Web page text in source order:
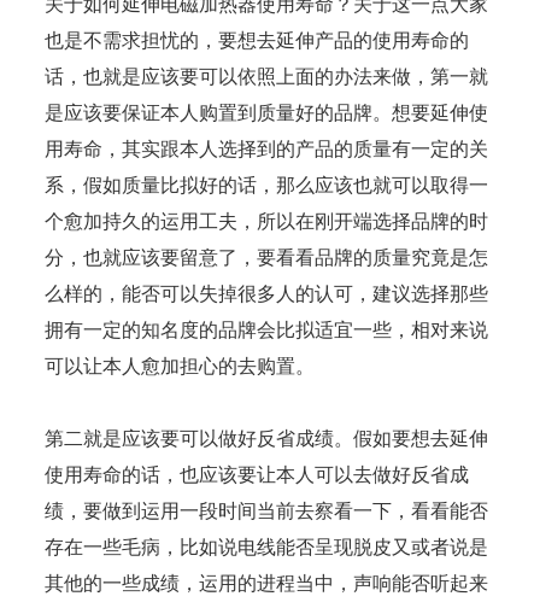
关于如何延伸电磁加热器使用寿命？关于这一点大家
也是不需求担忧的，要想去延伸产品的使用寿命的
话，也就是应该要可以依照上面的办法来做，第一就
是应该要保证本人购置到质量好的品牌。想要延伸使
用寿命，其实跟本人选择到的产品的质量有一定的关
系，假如质量比拟好的话，那么应该也就可以取得一
个愈加持久的运用工夫，所以在刚开端选择品牌的时
分，也就应该要留意了，要看看品牌的质量究竟是怎
么样的，能否可以失掉很多人的认可，建议选择那些
拥有一定的知名度的品牌会比拟适宜一些，相对来说
可以让本人愈加担心的去购置。
第二就是应该要可以做好反省成绩。假如要想去延伸
使用寿命的话，也应该要让本人可以去做好反省成
绩，要做到运用一段时间当前去察看一下，看看能否
存在一些毛病，比如说电线能否呈现脱皮又或者说是
其他的一些成绩，运用的进程当中，声响能否听起来